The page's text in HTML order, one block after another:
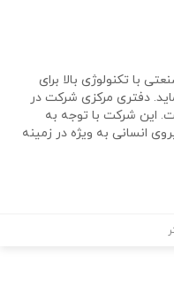
با تکنولوژی بالا برای
دفتری مرکزی شرکت در
این شرکت با توجه به
انسانی به ویژه در زمینه